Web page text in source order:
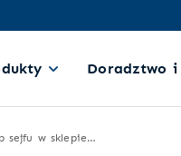
Doradztwo i
Zakup sejfu w sklepie internetowym czy stacjonarnym?